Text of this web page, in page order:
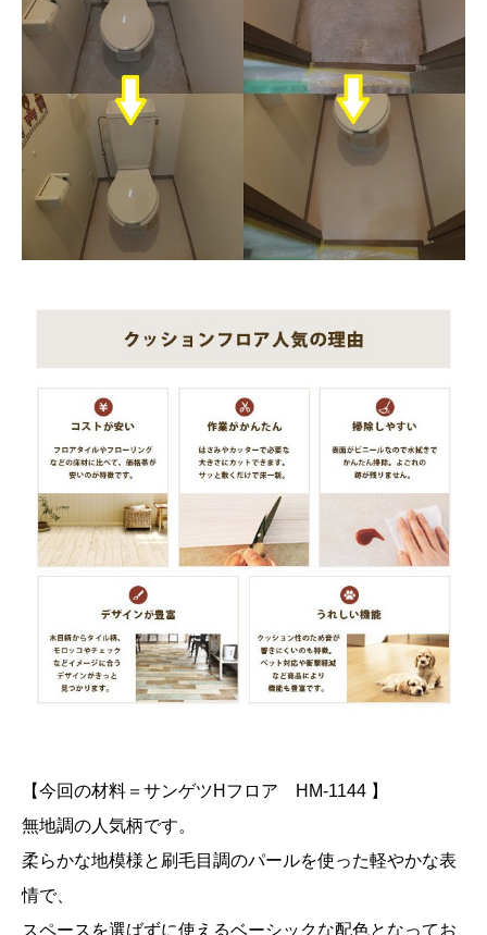
【今回の材料＝サンゲツHフロア HM-1144 】
無地調の人気柄です。
柔らかな地模様と刷毛目調のパールを使った軽やかな表
情で、
スペースを選ばずに使えるベーシックな配色となってお